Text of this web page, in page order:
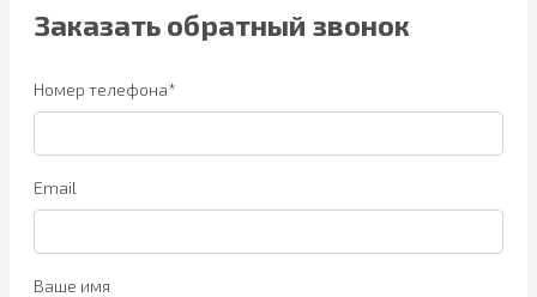
Заказать обратный звонок
Номер телефона*
Email
Ваше имя